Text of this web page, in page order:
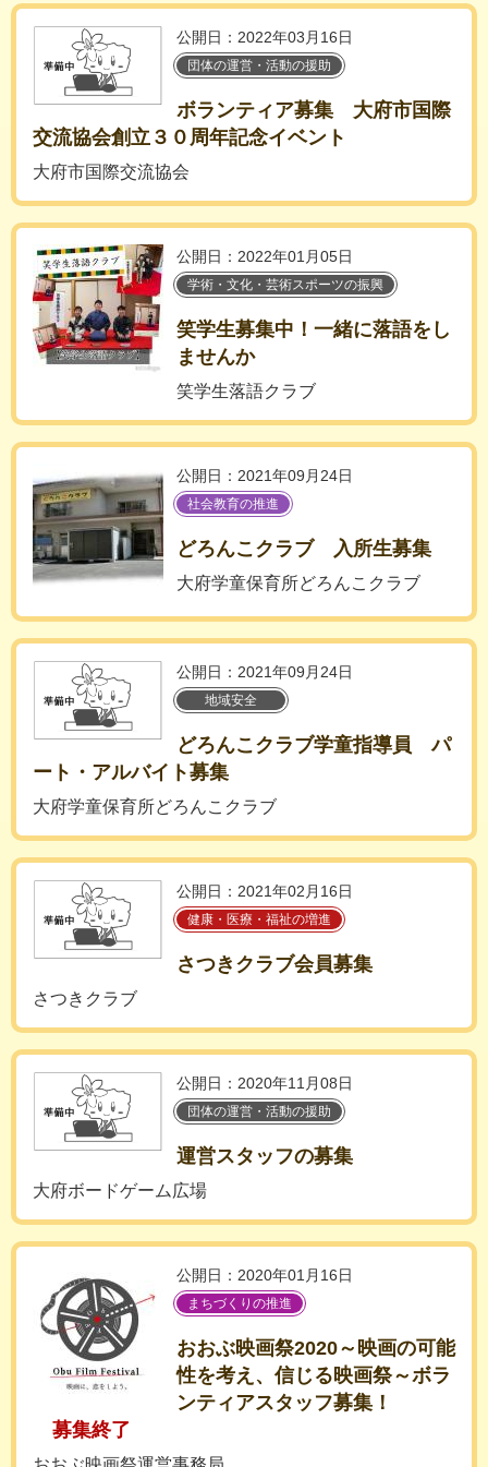
公開日：2022年03月16日
団体の運営・活動の援助
ボランティア募集 大府市国際
交流協会創立３０周年記念イベント
大府市国際交流協会
公開日：2022年01月05日
学術・文化・芸術スポーツの振興
笑学生募集中！一緒に落語をし
ませんか
笑学生落語クラブ
公開日：2021年09月24日
社会教育の推進
どろんこクラブ 入所生募集
大府学童保育所どろんこクラブ
公開日：2021年09月24日
地域安全
どろんこクラブ学童指導員 パ
ート・アルバイト募集
大府学童保育所どろんこクラブ
公開日：2021年02月16日
健康・医療・福祉の増進
さつきクラブ会員募集
さつきクラブ
公開日：2020年11月08日
団体の運営・活動の援助
運営スタッフの募集
大府ボードゲーム広場
公開日：2020年01月16日
まちづくりの推進
おおぶ映画祭2020～映画の可能
性を考え、信じる映画祭～ボラ
ンティアスタッフ募集！
募集終了